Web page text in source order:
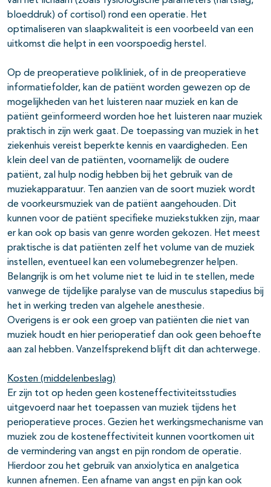
bloeddruk) of cortisol) rond een operatie. Het
optimaliseren van slaapkwaliteit is een voorbeeld van een
uitkomst die helpt in een voorspoedig herstel.
Op de preoperatieve polikliniek, of in de preoperatieve
informatiefolder, kan de patiënt worden gewezen op de
mogelijkheden van het luisteren naar muziek en kan de
patiënt geïnformeerd worden hoe het luisteren naar muziek
praktisch in zijn werk gaat. De toepassing van muziek in het
ziekenhuis vereist beperkte kennis en vaardigheden. Een
klein deel van de patiënten, voornamelijk de oudere
patiënt, zal hulp nodig hebben bij het gebruik van de
muziekapparatuur. Ten aanzien van de soort muziek wordt
de voorkeursmuziek van de patiënt aangehouden. Dit
kunnen voor de patiënt specifieke muziekstukken zijn, maar
er kan ook op basis van genre worden gekozen. Het meest
praktische is dat patiënten zelf het volume van de muziek
instellen, eventueel kan een volumebegrenzer helpen.
Belangrijk is om het volume niet te luid in te stellen, mede
vanwege de tijdelijke paralyse van de musculus stapedius bij
het in werking treden van algehele anesthesie.
Overigens is er ook een groep van patiënten die niet van
muziek houdt en hier perioperatief dan ook geen behoefte
aan zal hebben. Vanzelfsprekend blijft dit dan achterwege.
Kosten (middelenbeslag)
Er zijn tot op heden geen kosteneffectiviteitsstudies
uitgevoerd naar het toepassen van muziek tijdens het
perioperatieve proces. Gezien het werkingsmechanisme van
muziek zou de kosteneffectiviteit kunnen voortkomen uit
de vermindering van angst en pijn rondom de operatie.
Hierdoor zou het gebruik van anxiolytica en analgetica
kunnen afnemen. Een afname van angst en pijn kan ook